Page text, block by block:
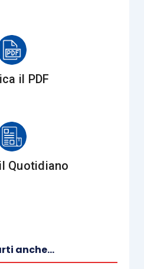
della pretesa tributaria,
ogni formalismo
evincibili
dell’avviso emerga
il PDF
Quotidiano
anche...